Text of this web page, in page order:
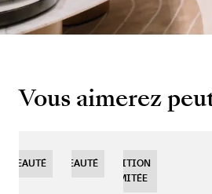
Vous aimerez
NOUVEAUTÉ
NOUVEAUTÉ
EDITION
LIMITÉE